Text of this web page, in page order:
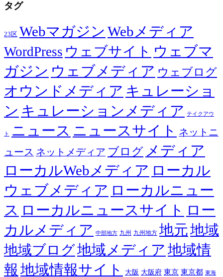
タグ
23区 Webマガジン Webメディア
WordPress ウェブサイト ウェブマ
ガジン ウェブメディア ウェブログ
オウンドメディア キュレーショ
ン キュレーションメディア テイクアウ
ト ニュース ニュースサイト ネットニ
ュース ネットメディア ブログ メディア
ローカルWebメディア ローカル
ウェブメディア ローカルニュー
ス ローカルニュースサイト ロー
カルメディア 中部地方 九州 九州地方 地元地域
地域ブログ地域メディア 地域情
報 地域情報サイト 大阪 大阪府 東京 東京都 東海